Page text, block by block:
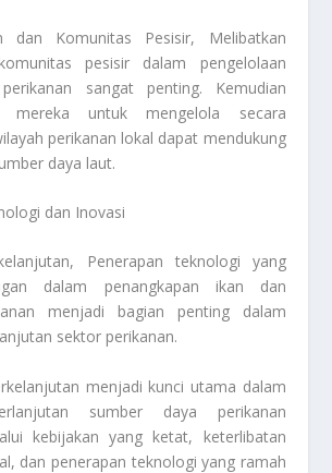
dan Komunitas Pesisir, Melibatkan
pesisir dalam pengelolaan
sangat penting. Kemudian
mereka untuk mengelola secara
perikanan lokal dapat mendukung
daya laut.
dan Inovasi
Penerapan teknologi yang
dalam penangkapan ikan dan
menjadi bagian penting dalam
sektor perikanan.
menjadi kunci utama dalam
sumber daya perikanan
kebijakan yang ketat, keterlibatan
dan penerapan teknologi yang ramah